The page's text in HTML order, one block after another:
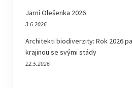
Jarní Olešenka 2026
3.6.2026
Architekti biodiverzity: Rok 2026
krajinou se svými stády
12.5.2026